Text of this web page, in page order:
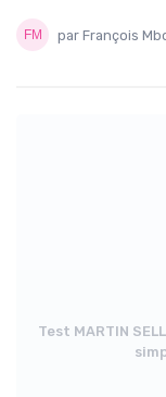
par François
Test MARTIN